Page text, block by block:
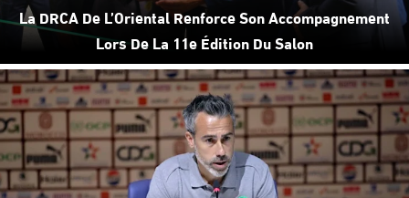
La DRCA De L’Oriental Renforce Son Accompagnement
Lors De La 11e Édition Du Salon